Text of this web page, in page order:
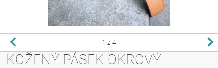
1 z 4
KOŽENÝ PÁSEK OKROVÝ